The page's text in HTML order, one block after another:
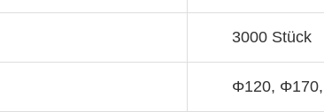
3000 Stück
Φ120,